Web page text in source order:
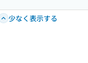
少なく表示する